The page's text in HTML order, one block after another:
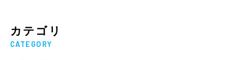
カテゴリ
CATEGORY